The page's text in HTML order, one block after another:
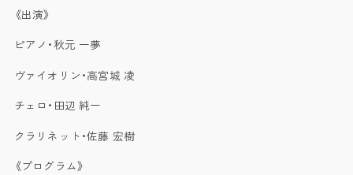
《出演》
ピアノ・秋元 一夢
ヴァイオリン・高宮城 凌
チェロ・田辺 純一
クラリネット・佐藤 宏樹
《プログラム》